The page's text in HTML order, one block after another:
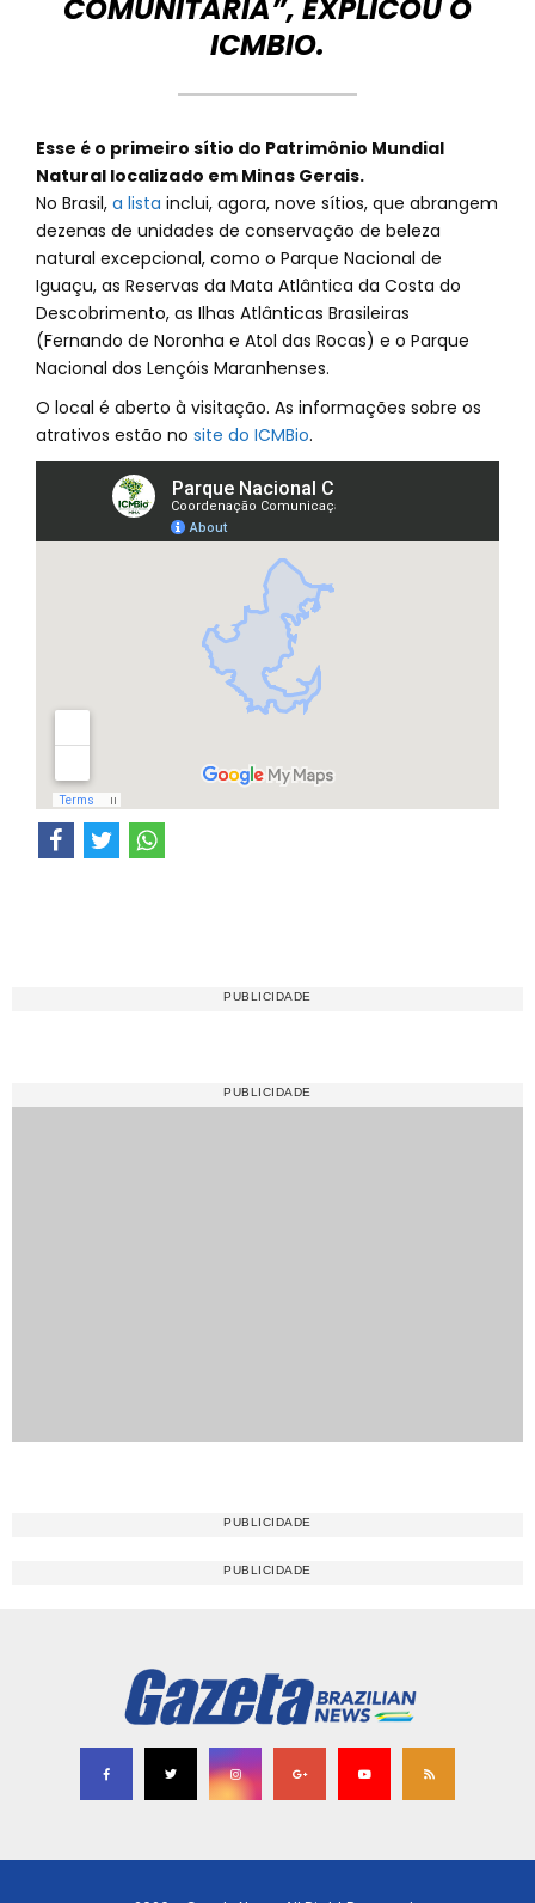
COMUNITÁRIA”, EXPLICOU O
ICMBIO.
Esse é o primeiro sítio do Patrimônio Mundial
Natural localizado em Minas Gerais.
No Brasil, a lista inclui, agora, nove sítios, que abrangem
dezenas de unidades de conservação de beleza
natural excepcional, como o Parque Nacional de
Iguaçu, as Reservas da Mata Atlântica da Costa do
Descobrimento, as Ilhas Atlânticas Brasileiras
(Fernando de Noronha e Atol das Rocas) e o Parque
Nacional dos Lençóis Maranhenses.
O local é aberto à visitação. As informações sobre os
atrativos estão no site do ICMBio.